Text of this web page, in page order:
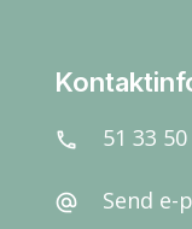
call 51 33
alternate_email Send e-